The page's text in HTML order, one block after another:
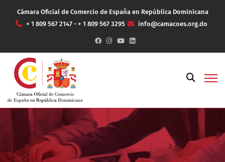
Cámara Oficial de Comercio de España en República Dominicana
+ 1 809 567 2147 - + 1 809 567 3295
info@camacoes.org.do